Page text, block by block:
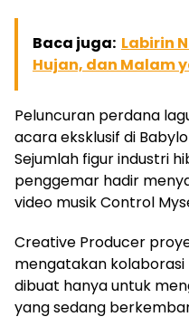
Baca juga: Labirin
Hujan, dan Malam
Peluncuran perdana
acara eksklusif di
Sejumlah figur industri
penggemar hadir
video musik Control
Creative Producer
mengatakan kolaborasi
dibuat hanya untuk
yang sedang